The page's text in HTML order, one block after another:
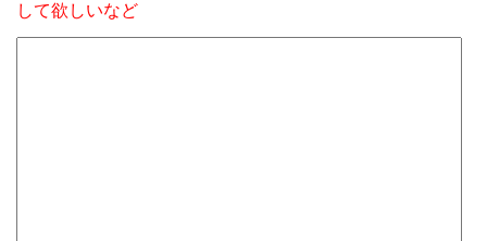
して欲しいなど